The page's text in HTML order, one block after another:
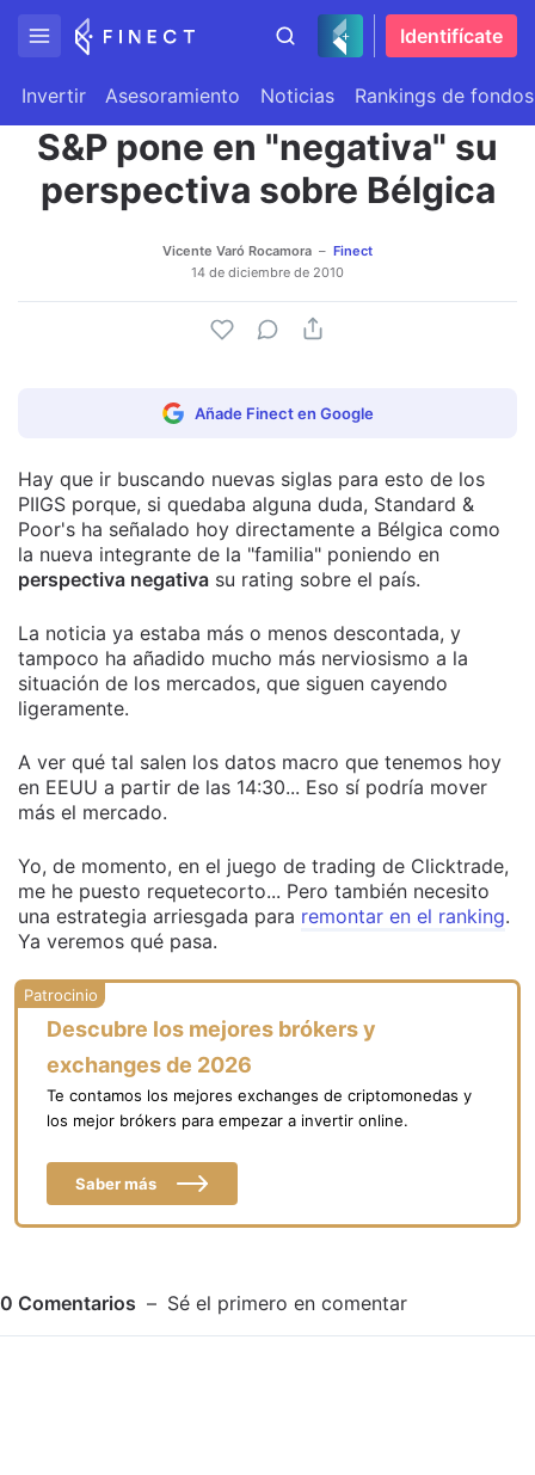
Identifícate
Invertir Asesoramiento Noticias Rankings de fondos
S&P pone en "negativa" su
perspectiva sobre Bélgica
Vicente Varó Rocamora
Finect
14 de diciembre de 2010
Añade Finect en Google
Hay que ir buscando nuevas siglas para esto de los
PIIGS porque, si quedaba alguna duda, Standard &
Poor's ha señalado hoy directamente a Bélgica como
la nueva integrante de la "familia" poniendo en
perspectiva negativa su rating sobre el país.
La noticia ya estaba más o menos descontada, y
tampoco ha añadido mucho más nerviosismo a la
situación de los mercados, que siguen cayendo
ligeramente.
A ver qué tal salen los datos macro que tenemos hoy
en EEUU a partir de las 14:30... Eso sí podría mover
más el mercado.
Yo, de momento, en el juego de trading de Clicktrade,
me he puesto requetecorto... Pero también necesito
una estrategia arriesgada para remontar en el ranking.
Ya veremos qué pasa.
Descubre los mejores brókers y
exchanges de 2026
Te contamos los mejores exchanges de criptomonedas y
los mejor brókers para empezar a invertir online.
Saber más
0 Comentarios Sé el primero en comentar